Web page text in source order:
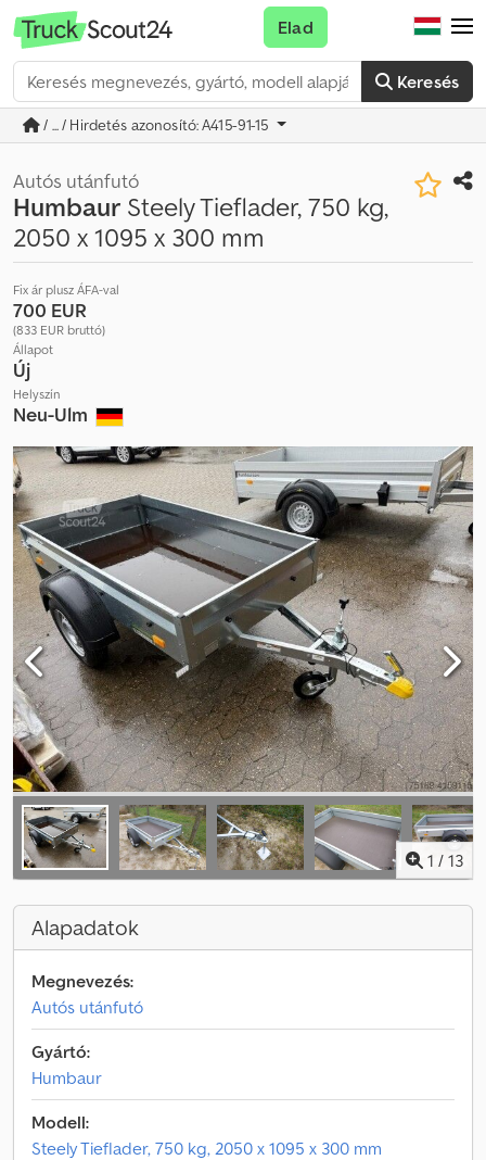
Keresés
Elad
/ ... / Hirdetés azonosító: A415-91-15
Autós utánfutó
Humbaur Steely Tieflader, 750 kg,
2050 x 1095 x 300 mm
Fix ár plusz ÁFA-val
700 EUR
(833 EUR bruttó)
Állapot
Új
Helyszín
Neu-Ulm
1 / 13
Alapadatok
Megnevezés:
Autós utánfutó
Gyártó:
Humbaur
Modell:
Steely Tieflader, 750 kg, 2050 x 1095 x 300 mm